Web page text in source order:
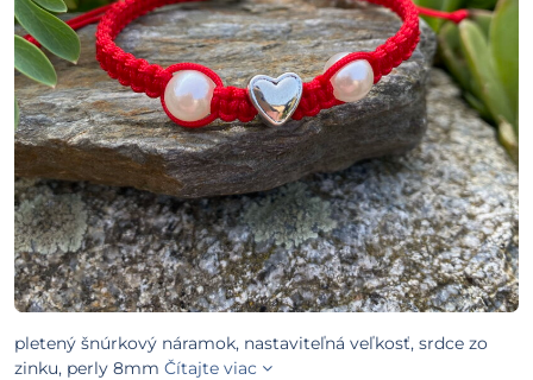
pletený šnúrkový náramok, nastaviteľná veľkosť, srdce zo
zinku, perly 8mm Čítajte viac